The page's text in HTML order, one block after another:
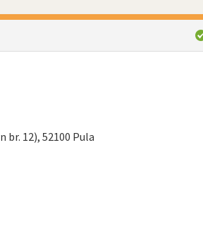
12), 52100 Pula